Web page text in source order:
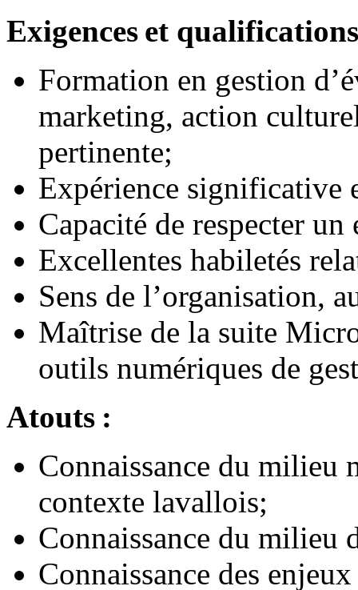
Exigences et
Formation en gestion
marketing, action
pertinente;
Expérience significative
Capacité de respecter
Excellentes habiletés
Sens de l’organisation,
Maîtrise de la suite
outils numériques de
Atouts :
Connaissance du milieu
contexte lavallois;
Connaissance du milieu
Connaissance des